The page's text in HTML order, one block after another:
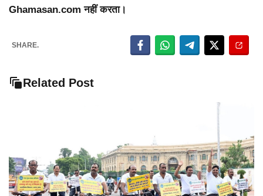
Ghamasan.com नहीं करता।
SHARE.
Related Post